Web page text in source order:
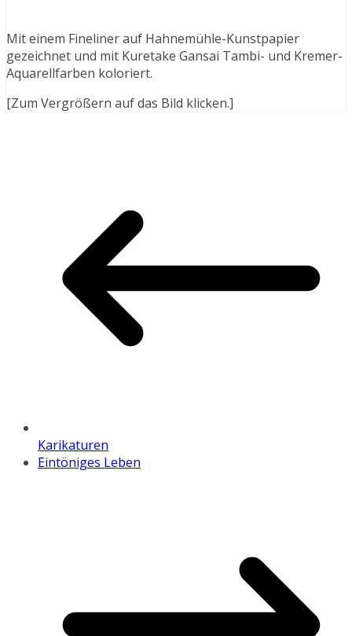
Mit einem Fineliner auf Hahnemühle-Kunstpapier
gezeichnet und mit Kuretake Gansai Tambi- und Kremer-
Aquarellfarben koloriert.
[Zum Vergrößern auf das Bild klicken.]
Karikaturen
Eintöniges Leben